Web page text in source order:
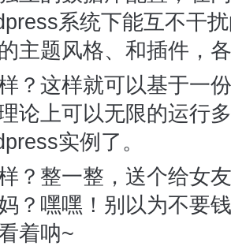
系统下能互不干
主题风格、和插件，
？这样就可以基于一
论上可以无限的运行
实例了。
？整一整，送个给女
？嘿嘿！别以为不要
着呐~